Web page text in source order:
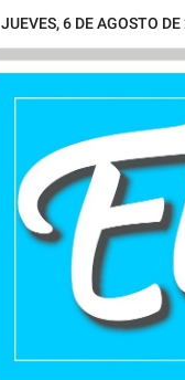
JUEVES, 6 DE AGOSTO